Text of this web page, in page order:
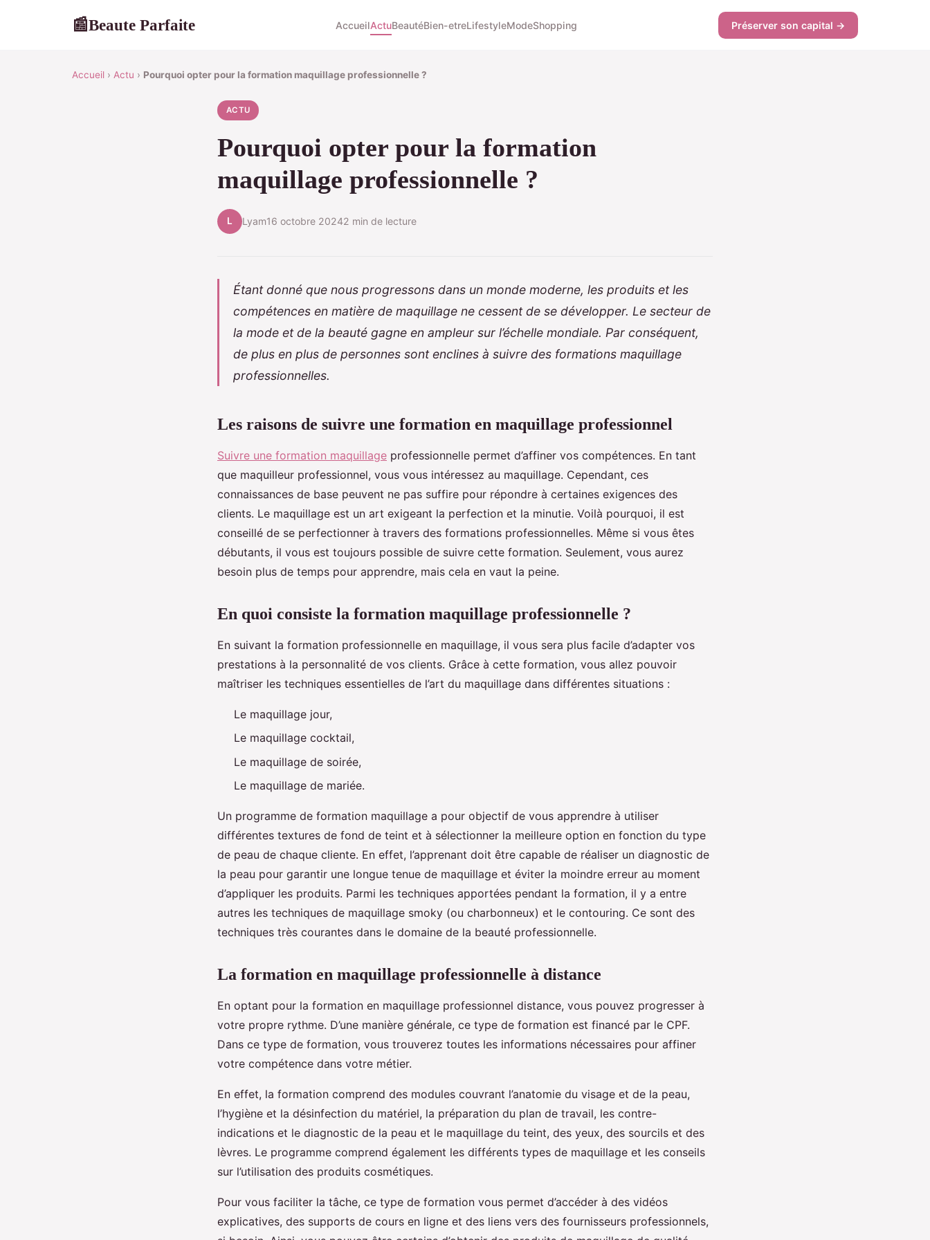
📰Beaute Parfaite AccueilActuBeautéBien-etreLifestyleModeShopping Préserver son capital →
Accueil › Actu › Pourquoi opter pour la formation maquillage professionnelle ?
ACTU
Pourquoi opter pour la formation
maquillage professionnelle ?
L Lyam16 octobre 20242 min de lecture
Étant donné que nous progressons dans un monde moderne, les produits et les
compétences en matière de maquillage ne cessent de se développer. Le secteur de
la mode et de la beauté gagne en ampleur sur l’échelle mondiale. Par conséquent,
de plus en plus de personnes sont enclines à suivre des formations maquillage
professionnelles.
Les raisons de suivre une formation en maquillage professionnel
Suivre une formation maquillage professionnelle permet d’affiner vos compétences. En tant
que maquilleur professionnel, vous vous intéressez au maquillage. Cependant, ces
connaissances de base peuvent ne pas suffire pour répondre à certaines exigences des
clients. Le maquillage est un art exigeant la perfection et la minutie. Voilà pourquoi, il est
conseillé de se perfectionner à travers des formations professionnelles. Même si vous êtes
débutants, il vous est toujours possible de suivre cette formation. Seulement, vous aurez
besoin plus de temps pour apprendre, mais cela en vaut la peine.
En quoi consiste la formation maquillage professionnelle ?
En suivant la formation professionnelle en maquillage, il vous sera plus facile d’adapter vos
prestations à la personnalité de vos clients. Grâce à cette formation, vous allez pouvoir
maîtriser les techniques essentielles de l’art du maquillage dans différentes situations :
Le maquillage jour,
Le maquillage cocktail,
Le maquillage de soirée,
Le maquillage de mariée.
Un programme de formation maquillage a pour objectif de vous apprendre à utiliser
différentes textures de fond de teint et à sélectionner la meilleure option en fonction du type
de peau de chaque cliente. En effet, l’apprenant doit être capable de réaliser un diagnostic de
la peau pour garantir une longue tenue de maquillage et éviter la moindre erreur au moment
d’appliquer les produits. Parmi les techniques apportées pendant la formation, il y a entre
autres les techniques de maquillage smoky (ou charbonneux) et le contouring. Ce sont des
techniques très courantes dans le domaine de la beauté professionnelle.
La formation en maquillage professionnelle à distance
En optant pour la formation en maquillage professionnel distance, vous pouvez progresser à
votre propre rythme. D’une manière générale, ce type de formation est financé par le CPF.
Dans ce type de formation, vous trouverez toutes les informations nécessaires pour affiner
votre compétence dans votre métier.
En effet, la formation comprend des modules couvrant l’anatomie du visage et de la peau,
l’hygiène et la désinfection du matériel, la préparation du plan de travail, les contre-
indications et le diagnostic de la peau et le maquillage du teint, des yeux, des sourcils et des
lèvres. Le programme comprend également les différents types de maquillage et les conseils
sur l’utilisation des produits cosmétiques.
Pour vous faciliter la tâche, ce type de formation vous permet d’accéder à des vidéos
explicatives, des supports de cours en ligne et des liens vers des fournisseurs professionnels,